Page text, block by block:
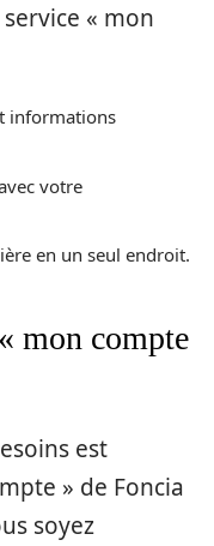
« mon
informations
votre
en un seul endroit.
mon compte
est
» de Foncia
soyez